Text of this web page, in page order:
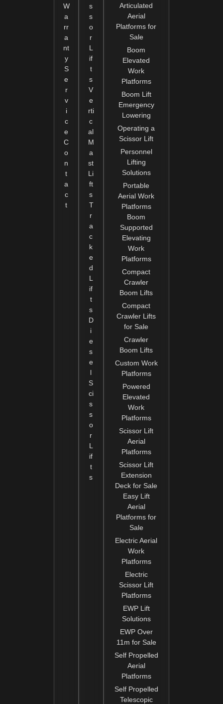
W
a
rr
a
nt
y
S
e
r
v
i
c
e
C
o
n
t
a
c
t
s
s
o
r
L
if
t
s
V
e
rti
c
al
M
a
st
Li
ft
s
T
r
a
c
k
e
d
L
if
t
s
D
i
e
s
e
l
S
ci
s
s
o
r
L
if
t
s
Articulated
Aerial
Platforms for
Sale
Boom
Elevated
Work
Platforms
Boom Lift
Emergency
Lowering
Operating a
Scissor Lift
Personnel
Lifting
Solutions
Portable
Aerial Work
Platforms
Boom
Supported
Elevating
Work
Platforms
Compact
Crawler
Boom Lifts
Compact
Crawler Lifts
for Sale
Crawler
Boom Lifts
Custom Work
Platforms
Powered
Elevated
Work
Platforms
Scissor Lift
Aerial
Platforms
Scissor Lift
Extension
Deck for Sale
Easy Lift
Aerial
Platforms for
Sale
Electric Aerial
Work
Platforms
Electric
Scissor Lift
Platforms
EWP Lift
Solutions
EWP Over
11m for Sale
Self Propelled
Aerial
Platforms
Self Propelled
Telescopic